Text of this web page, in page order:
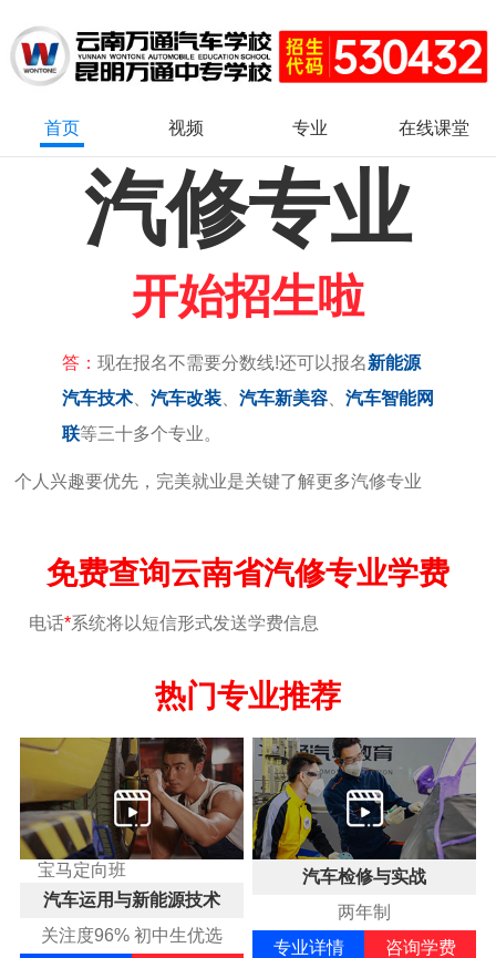
首页 视频 专业 在线课堂
汽修专业
开始招生啦
答： 现在报名不需要分数线!还可以报名新能源
汽车技术、 汽车改装、 汽车新美容、 汽车智能网
联等三十多个专业。
个人兴趣要优先，完美就业是关键了解更多汽修专业
免费查询云南省汽修专业学费
电话*系统将以短信形式发送学费信息
热门专业推荐
宝马定向班
汽车运用与新能源技术
关注度96% 初中生优选
汽车检修与实战
两年制
专业详情
咨询学费